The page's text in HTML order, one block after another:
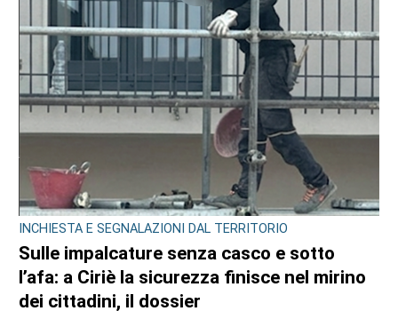
INCHIESTA E SEGNALAZIONI DAL TERRITORIO
Sulle impalcature senza casco e sotto
l’afa: a Ciriè la sicurezza finisce nel mirino
dei cittadini, il dossier